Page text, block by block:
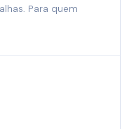
Para quem